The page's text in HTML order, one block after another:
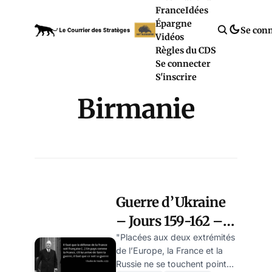
FranceIdées
Épargne
Vidéos
Règles du CDS
Se connecter
S'inscrire
Se
Birmanie
Guerre d’Ukraine
– Jours 159-162 –
L’administration
Biden n’a pas assez
"Placées aux deux extrémités
de l’Europe, la France et la
Russie ne se touchent point